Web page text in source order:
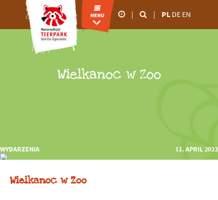
godziny otwarcia
09.00 - 18:00
| | PL DE EN
Wielkanoc w Zoo
WYDARZENIA 11. APRIL 2022
Wielkanoc w Zoo